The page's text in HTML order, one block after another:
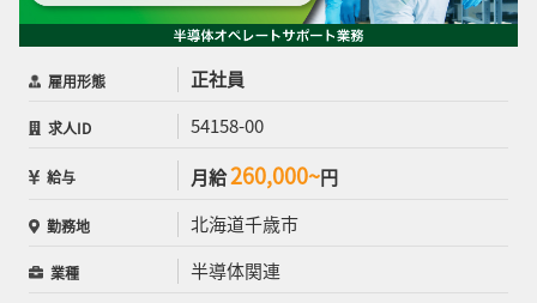
雇用形態 正社員
求人ID 54158-00
給与 月給260,000~円
勤務地 北海道千歳市
業種 半導体関連